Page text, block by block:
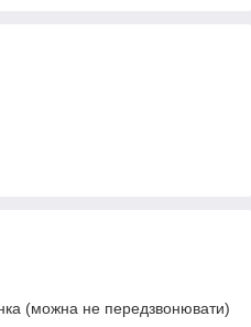
(можна не передзвонювати)